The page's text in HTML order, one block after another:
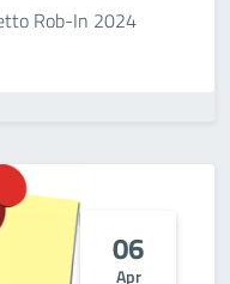
Rob-In 2024
06
Apr